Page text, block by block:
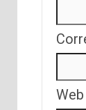
Web